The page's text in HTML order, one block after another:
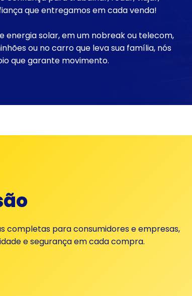
que entregamos em cada venda!
energia solar, em um nobreak ou telecom,
ou no carro que leva sua família, nós
que garante movimento.
completas para consumidores e empresas,
e segurança em cada compra.